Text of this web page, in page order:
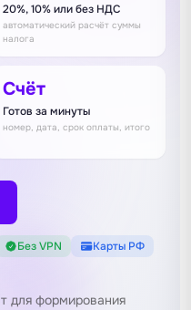
20%, 10% или без НДС
автоматический расчёт суммы
налога
Счёт
Готов за минуты
номер, дата, срок оплаты, итого
Без VPN Карты РФ
для формирования